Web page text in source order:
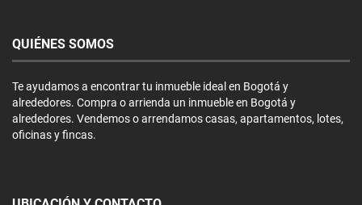
QUIÉNES SOMOS
Te ayudamos a encontrar tu inmueble ideal en Bogotá y
alrededores. Compra o arrienda un inmueble en Bogotá y
alrededores. Vendemos o arrendamos casas, apartamentos, lotes,
oficinas y fincas.